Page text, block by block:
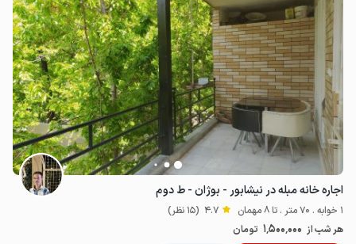
اجاره خانه مبله در نیشابور - بوژان - ط دوم
1 خوابه . 70 متر . تا 8 مهمان 4.7 (15 نظر)
هر شب از 1٬500٬000 تومان